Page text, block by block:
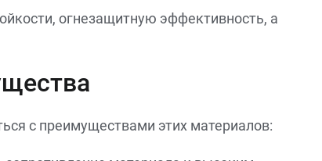
огнезащитную эффективность, а
с преимуществами этих материалов: